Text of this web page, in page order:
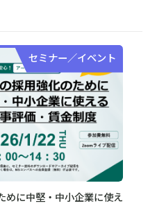
セミナー／イベント
めに中堅・中小企業に使え